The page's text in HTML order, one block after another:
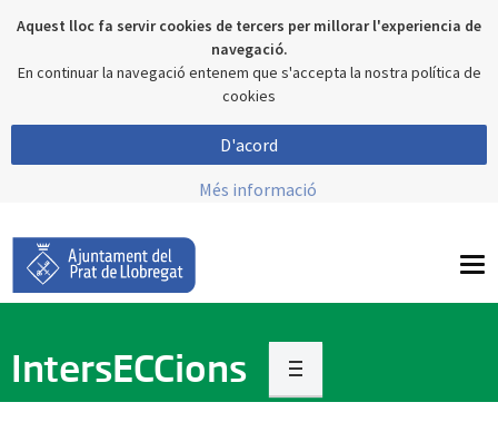
Aquest lloc fa servir cookies de tercers per millorar l'experiencia de
navegació.
En continuar la navegació entenem que s'accepta la nostra política de
cookies
D'acord
Més informació
IntersECCions